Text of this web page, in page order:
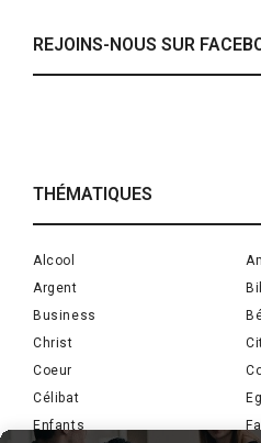
REJOINS-NOUS SUR
THÉMATIQUES
Alcool
Argent
Business
Christ
Coeur
Célibat
Enfants